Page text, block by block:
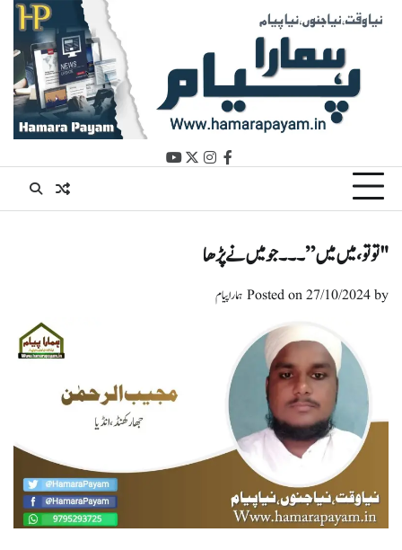
Skip
content
facebook
instagram
twitter
youtube
"تو تو، میں میں” ۔۔۔ جو میں نے پڑھا
Posted on27/10/2024by ہمارا پیام